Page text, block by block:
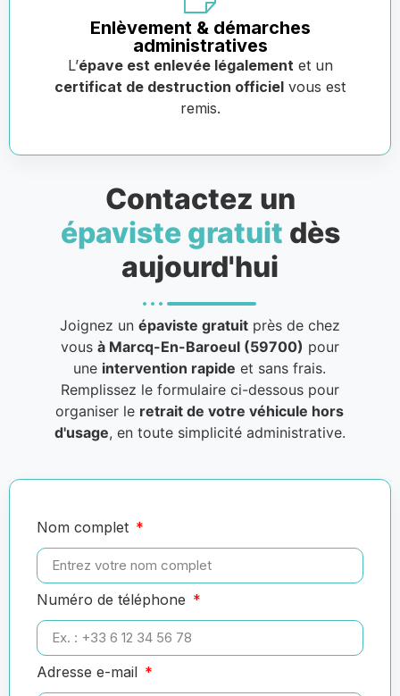
Enlèvement & démarches
administratives
L’épave est enlevée légalement et un
certificat de destruction officiel vous est
remis.
Contactez un
épaviste gratuit dès
aujourd'hui
Joignez un épaviste gratuitprès de chez
vous à Marcq-En-Baroeul (59700) pour
une intervention rapide et sans frais.
Remplissez le formulaire ci-dessous pour
organiser le retrait de votre véhicule hors
d'usage, en toute simplicité administrative.
Nom complet
Numéro de téléphone
Adresse e-mail